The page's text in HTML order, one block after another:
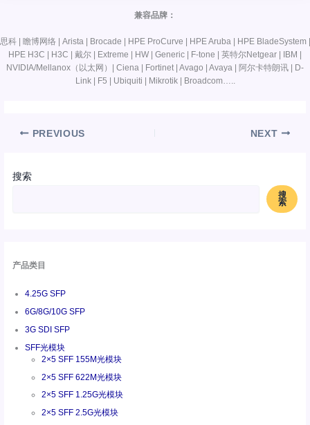
搜索
搜
索
产品类目
4.25G SFP
6G/8G/10G SFP
3G SDI SFP
SFF光模块
2×5 SFF 155M光模块
2×5 SFF 622M光模块
2×5 SFF 1.25G光模块
2×5 SFF 2.5G光模块
兼容品牌：
思科 | 瞻博网络 | Arista | Brocade | HPE ProCurve | HPE Aruba | HPE BladeSystem |
HPE H3C | H3C | 戴尔 | Extreme | HW | Generic | F-tone | 英特尔Netgear | IBM |
NVIDIA/Mellanox（以太网）| Ciena | Fortinet | Avago | Avaya | 阿尔卡特朗讯 | D-
Link | F5 | Ubiquiti | Mikrotik | Broadcom…..
PREVIOUS NEXT